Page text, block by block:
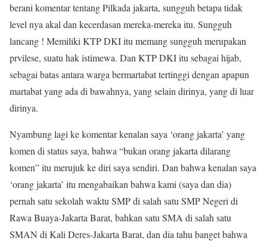
berani komentar tentang Pilkada jakarta, sungguh betapa tidak
level nya akal dan kecerdasan mereka-mereka itu. Sungguh
lancang ! Memiliki KTP DKI itu memang sungguh merupakan
prvilese, suatu hak istimewa. Dan KTP DKI itu sebagai hijab,
sebagai batas antara warga bermartabat tertinggi dengan apapun
martabat yang ada di bawahnya, yang selain dirinya, yang di luar
dirinya.
Nyambung lagi ke komentar kenalan saya ‘orang jakarta’ yang
komen di status saya, bahwa “bukan orang jakarta dilarang
komen” itu merujuk ke diri saya sendiri. Dan bahwa kenalan saya
‘orang jakarta’ itu mengabaikan bahwa kami (saya dan dia)
pernah satu sekolah waktu SMP di salah satu SMP Negeri di
Rawa Buaya-Jakarta Barat, bahkan satu SMA di salah satu
SMAN di Kali Deres-Jakarta Barat, dan dia tahu banget bahwa